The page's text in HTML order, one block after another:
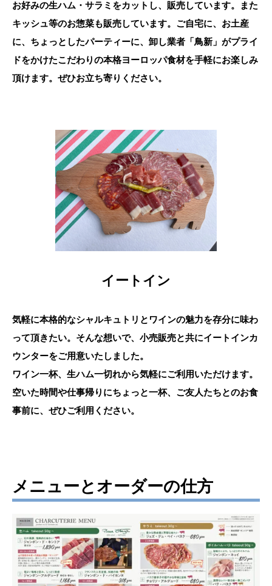
お好みの生ハム・サラミをカットし、販売しています。また
キッシュ等のお惣菜も販売しています。ご自宅に、お土産
に、ちょっとしたパーティーに、卸し業者「鳥新」がプライ
ドをかけたこだわりの本格ヨーロッパ食材を手軽にお楽しみ
頂けます。ぜひお立ち寄りください。
イートイン
気軽に本格的なシャルキュトリとワインの魅力を存分に味わ
って頂きたい。そんな想いで、小売販売と共にイートインカ
ウンターをご用意いたしました。
ワイン一杯、生ハム一切れから気軽にご利用いただけます。
空いた時間や仕事帰りにちょっと一杯、ご友人たちとのお食
事前に、ぜひご利用ください。
メニューとオーダーの仕方